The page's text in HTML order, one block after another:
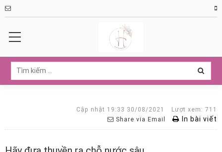
Cập nhật 19:33 30/08/2021
Lượt xem: 711
Share via Email
In bài viết